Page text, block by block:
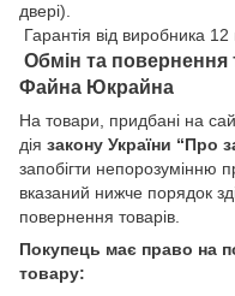
двері).
Гарантія від виробника 12
Обмін та повернення
Файна Юкрайна
На товари, придбані на
дія закону України “Про
запобігти непорозумінню
вказаний нижче порядок
повернення товарів.
Покупець має право на
товару: